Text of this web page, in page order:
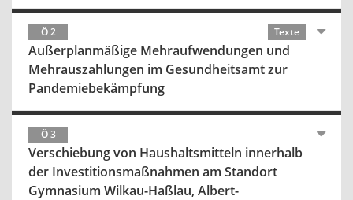
Ö 2 Texte
Außerplanmäßige Mehraufwendungen und
Mehrauszahlungen im Gesundheitsamt zur
Pandemiebekämpfung
Ö 3
Verschiebung von Haushaltsmitteln innerhalb
der Investitionsmaßnahmen am Standort
Gymnasium Wilkau-Haßlau, Albert-